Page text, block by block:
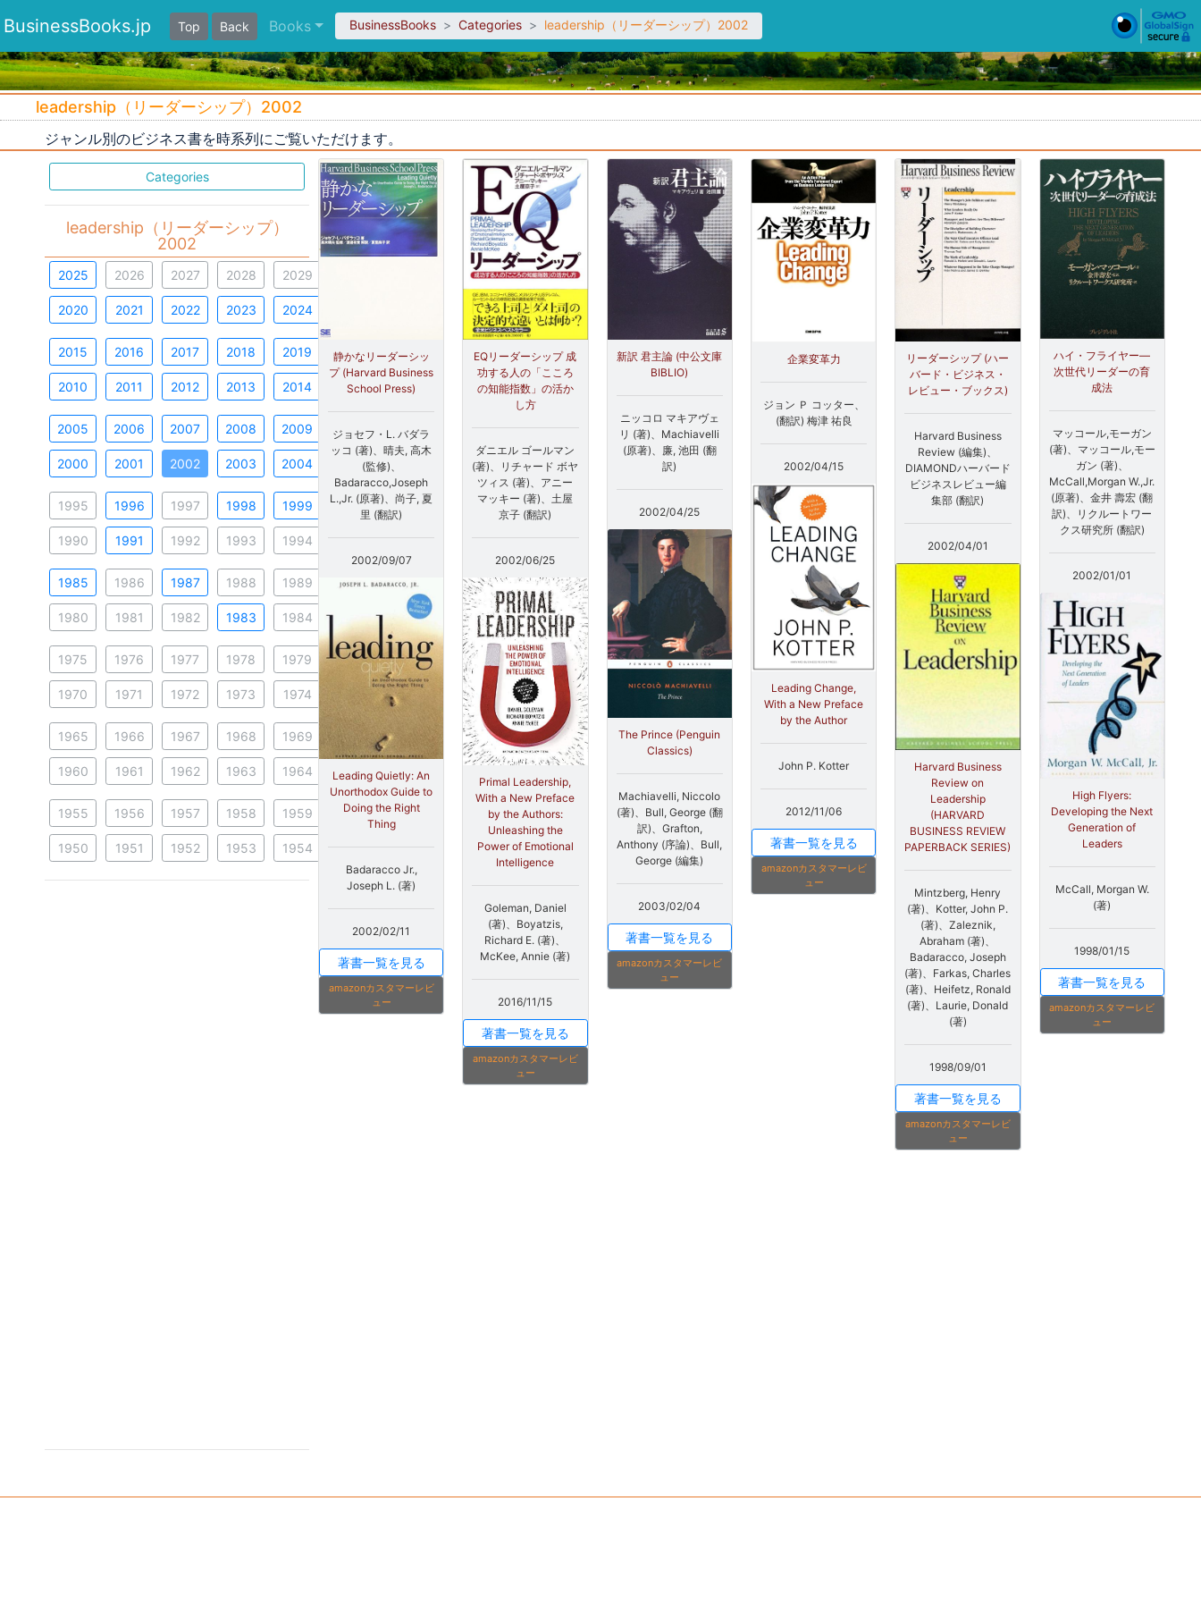
BusinessBooks.jp Top Back Books BusinessBooks Categories leadership（リーダーシップ）2002
leadership（リーダーシップ）2002
ジャンル別のビジネス書を時系列にご覧いただけます。
Categories
leadership（リーダーシップ）
2002
2025 2026 2027 2028 2029
2020 2021 2022 2023 2024
2015 2016 2017 2018 2019
2010 2011 2012 2013 2014
2005 2006 2007 2008 2009
2000 2001 2002 2003 2004
1995 1996 1997 1998 1999
1990 1991 1992 1993 1994
1985 1986 1987 1988 1989
1980 1981 1982 1983 1984
1975 1976 1977 1978 1979
1970 1971 1972 1973 1974
1965 1966 1967 1968 1969
1960 1961 1962 1963 1964
1955 1956 1957 1958 1959
1950 1951 1952 1953 1954
静かなリーダーシッ
プ (Harvard Business
School Press)
ジョセフ・L. バダラ
ッコ (著)、晴夫, 高木
(監修)、
Badaracco,Joseph
L.,Jr. (原著)、尚子, 夏
里 (翻訳)
2002/09/07
Leading Quietly: An
Unorthodox Guide to
Doing the Right
Thing
Badaracco Jr.,
Joseph L. (著)
2002/02/11
著書一覧を見る
amazonカスタマーレビ
ュー
EQリーダーシップ 成
功する人の「こころ
の知能指数」の活か
し方
ダニエル ゴールマン
(著)、リチャード ボヤ
ツィス (著)、アニー
マッキー (著)、土屋
京子 (翻訳)
2002/06/25
Primal Leadership,
With a New Preface
by the Authors:
Unleashing the
Power of Emotional
Intelligence
Goleman, Daniel
(著)、Boyatzis,
Richard E. (著)、
McKee, Annie (著)
2016/11/15
著書一覧を見る
amazonカスタマーレビ
ュー
新訳 君主論 (中公文庫
BIBLIO)
ニッコロ マキアヴェ
リ (著)、Machiavelli
(原著)、廉, 池田 (翻
訳)
2002/04/25
The Prince (Penguin
Classics)
Machiavelli, Niccolo
(著)、Bull, George (翻
訳)、Grafton,
Anthony (序論)、Bull,
George (編集)
2003/02/04
著書一覧を見る
amazonカスタマーレビ
ュー
企業変革力
ジョン Ｐ コッター、
(翻訳) 梅津 祐良
2002/04/15
Leading Change,
With a New Preface
by the Author
John P. Kotter
2012/11/06
著書一覧を見る
amazonカスタマーレビ
ュー
リーダーシップ (ハー
バード・ビジネス・
レビュー・ブックス)
Harvard Business
Review (編集)、
DIAMONDハーバード
ビジネスレビュー編
集部 (翻訳)
2002/04/01
Harvard Business
Review on
Leadership
(HARVARD
BUSINESS REVIEW
PAPERBACK SERIES)
Mintzberg, Henry
(著)、Kotter, John P.
(著)、Zaleznik,
Abraham (著)、
Badaracco, Joseph
(著)、Farkas, Charles
(著)、Heifetz, Ronald
(著)、Laurie, Donald
(著)
1998/09/01
著書一覧を見る
amazonカスタマーレビ
ュー
ハイ・フライヤー―
次世代リーダーの育
成法
マッコール,モーガン
(著)、マッコール,モー
ガン (著)、
McCall,Morgan W.,Jr.
(原著)、金井 壽宏 (翻
訳)、リクルートワー
クス研究所 (翻訳)
2002/01/01
High Flyers:
Developing the Next
Generation of
Leaders
McCall, Morgan W.
(著)
1998/01/15
著書一覧を見る
amazonカスタマーレビ
ュー